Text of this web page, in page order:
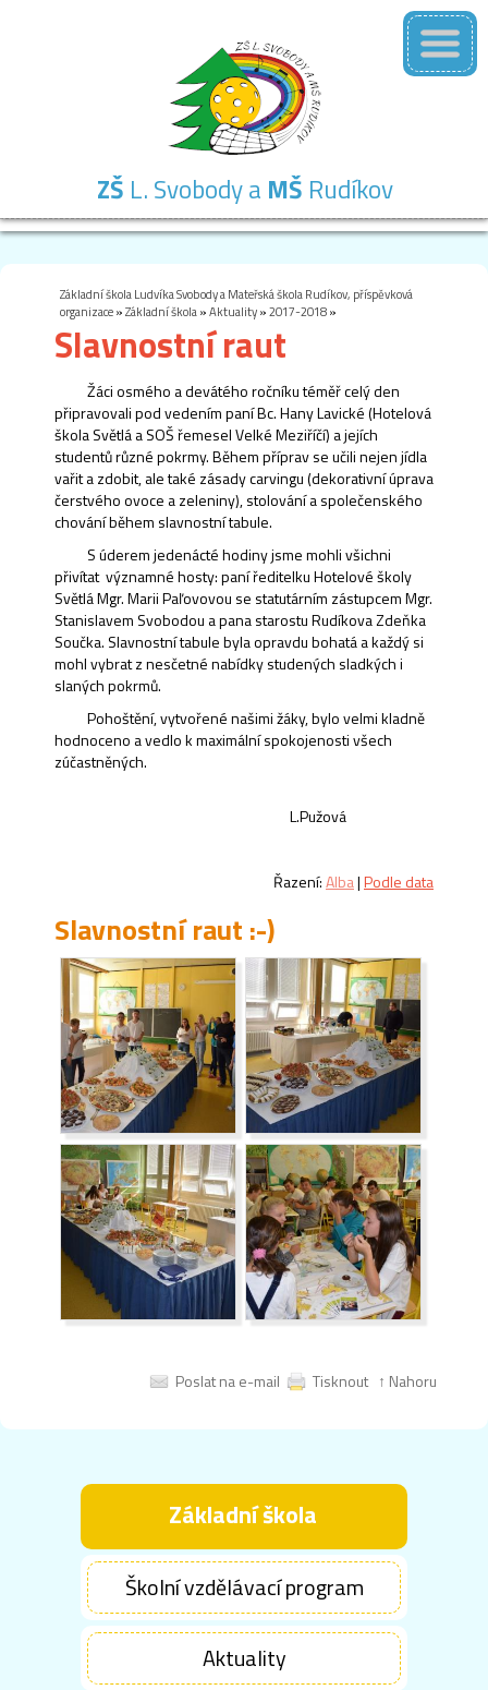
ZŠ L. Svobody a MŠ Rudíkov
Základní škola Ludvíka Svobody a Mateřská škola Rudíkov, příspěvková
organizace»Základní škola»Aktuality»2017-2018»
Slavnostní raut
Žáci osmého a devátého ročníku téměř celý den
připravovali pod vedením paní Bc. Hany Lavické (Hotelová
škola Světlá a SOŠ řemesel Velké Meziříčí) a jejích
studentů různé pokrmy. Během příprav se učili nejen jídla
vařit a zdobit, ale také zásady carvingu (dekorativní úprava
čerstvého ovoce a zeleniny), stolování a společenského
chování během slavnostní tabule.
S úderem jedenácté hodiny jsme mohli všichni
přivítat významné hosty: paní ředitelku Hotelové školy
Světlá Mgr. Marii Paľovovou se statutárním zástupcem Mgr.
Stanislavem Svobodou a pana starostu Rudíkova Zdeňka
Součka. Slavnostní tabule byla opravdu bohatá a každý si
mohl vybrat z nesčetné nabídky studených sladkých i
slaných pokrmů.
Pohoštění, vytvořené našimi žáky, bylo velmi kladně
hodnoceno a vedlo k maximální spokojenosti všech
zúčastněných.
L.Pužová
Řazení:Alba|Podle data
Slavnostní raut :-)
Poslat na e-mail Tisknout ↑ Nahoru
Základní škola
Školní vzdělávací program
Aktuality